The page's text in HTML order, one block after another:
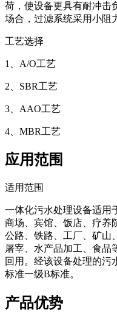
荷，使设备更具有耐冲击
场合，过滤系统采用小阻
工艺选择
1、A/O工艺
2、SBR工艺
3、AAO工艺
4、MBR工艺
应用范围
适用范围
一体化污水处理设备适用
商场、宾馆、饭店、疗养
公路、铁路、工厂、矿山
屠宰、水产品加工、食品
回用。经该设备处理的污
标准一级B标准。
产品优势